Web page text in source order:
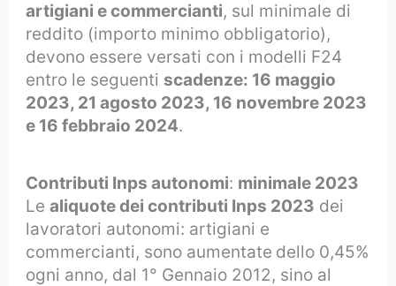
artigiani e commercianti, sul minimale di
reddito (importo minimo obbligatorio),
devono essere versati con i modelli F24
entro le seguenti scadenze: 16 maggio
2023, 21 agosto 2023, 16 novembre 2023
e 16 febbraio 2024.
Contributi Inps autonomi: minimale 2023
Lealiquote dei contributi Inps 2023 dei
lavoratori autonomi: artigiani e
commercianti, sono aumentate dello 0,45%
ogni anno, dal 1° Gennaio 2012, sino al